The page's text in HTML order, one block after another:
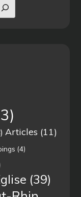
Articles (11)
(4)
(39)